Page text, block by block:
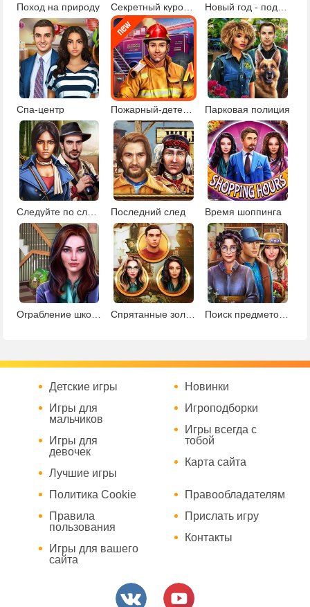
Поход на природу Секретный курорт для знаменитостей
Спа-центр Пожарный-детектив Парковая полиция
Следуйте по следам Последний след Время шоппинга
Ограбление школы Спрятанные золотые монеты Поиск предметов в ботаническом саду
Детские игры
Игры для
мальчиков
Игры для
девочек
Лучшие игры
Новинки
Игроподборки
Игры всегда с
тобой
Карта сайта
Политика Cookie
Правила
пользования
Игры для вашего
сайта
Правообладателям
Прислать игру
Контакты